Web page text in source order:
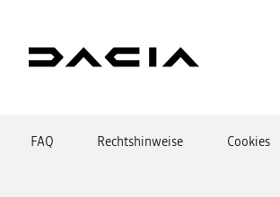
FAQ Rechtshinweise Cookies